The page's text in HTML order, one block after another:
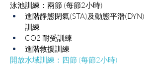
泳池訓練：兩節 (每節2小時)
進階靜態閉氣(STA)及動態平潛(DYN)
訓練
CO2 耐受訓練
進階救援訓練
開放水域訓練：四節 (每節2小時)